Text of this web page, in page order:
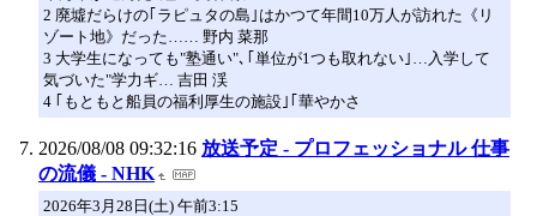
2 廃墟だらけの｢ラピュタの島｣はかつて年間10万人が訪れた《リ
ゾート地》だった…… 野内 菜那
3 大学生になっても"塾通い"､｢単位が1つも取れない｣…入学して
気づいた"学力ギ… 吉田 渓
4 ｢もともと船員の福利厚生の施設｣｢華やかさ
2026/08/08 09:32:16 放送予定 - プロフェッショナル 仕事
の流儀 - NHK
2026年3月28日(土) 午前3:15